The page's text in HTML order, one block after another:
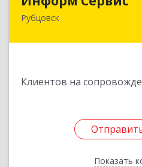
Рубцовск
Клиентов на
Показать
658204, Алтайский край,